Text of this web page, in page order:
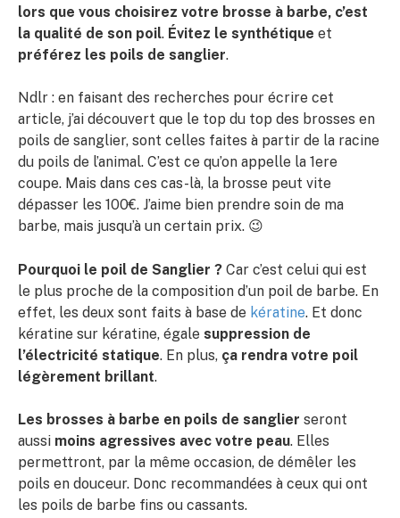
lors que vous choisirez votre brosse à barbe, c’est
la qualité de son poil. Évitez le synthétique et
préférez les poils de sanglier.
Ndlr : en faisant des recherches pour écrire cet
article, j’ai découvert que le top du top des brosses en
poils de sanglier, sont celles faites à partir de la racine
du poils de l’animal. C’est ce qu’on appelle la 1ere
coupe. Mais dans ces cas-là, la brosse peut vite
dépasser les 100€. J’aime bien prendre soin de ma
barbe, mais jusqu’à un certain prix. 😉
Pourquoi le poil de Sanglier ? Car c’est celui qui est
le plus proche de la composition d’un poil de barbe. En
effet, les deux sont faits à base de kératine. Et donc
kératine sur kératine, égale suppression de
l’électricité statique. En plus, ça rendra votre poil
légèrement brillant.
Les brosses à barbe en poils de sanglier seront
aussi moins agressives avec votre peau. Elles
permettront, par la même occasion, de démêler les
poils en douceur. Donc recommandées à ceux qui ont
les poils de barbe fins ou cassants.